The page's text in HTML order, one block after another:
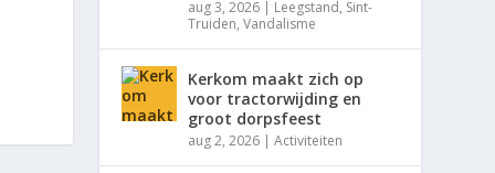
aug 3, 2026 | Leegstand, Sint-
Truiden,Vandalisme
Kerkom maakt zich op
voor tractorwijding en
groot dorpsfeest
aug 2, 2026 |Activiteiten